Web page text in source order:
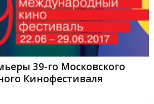
39-го Московского
Кинофестиваля